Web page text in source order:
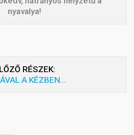
nyavalya!
RÉSZEK:
A KÉZBEN…